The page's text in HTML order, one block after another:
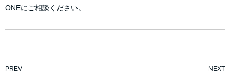
ONEにご相談ください。
PREV NEXT